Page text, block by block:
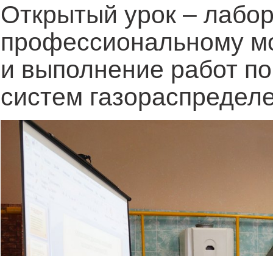
Открытый урок –
профессиональному
и выполнение работ
систем